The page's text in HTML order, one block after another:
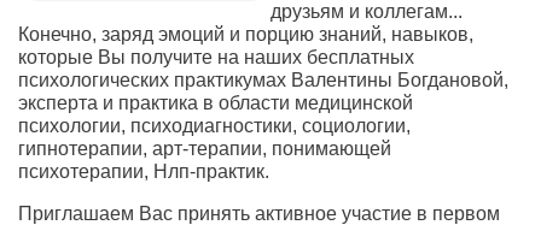
друзьям и коллегам...
Конечно, заряд эмоций и порцию знаний, навыков,
которые Вы получите на наших бесплатных
психологических практикумах Валентины Богдановой,
эксперта и практика в области медицинской
психологии, психодиагностики, социологии,
гипнотерапии, арт-терапии, понимающей
психотерапии, Нлп-практик.
Приглашаем Вас принять активное участие в первом